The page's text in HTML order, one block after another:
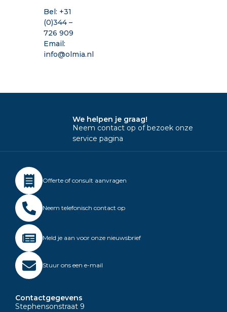
Bel: +31
(0)344 –
726 909
Email:
info@olmia.nl
We helpen je graag!
Neem contact op of bezoek onze
service pagina
Offerte of consult aanvragen
Neem telefonisch contact op
Meld je aan voor onze nieuwsbrief
Stuur ons een e-mail
Contactgegevens
Stephensonstraat 9